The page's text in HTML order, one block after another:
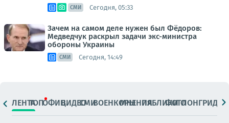
СМИ Сегодня, 05:33
Зачем на самом деле нужен был Фёдоров:
Медведчук раскрыл задачи экс-министра
обороны Украины
СМИ Сегодня, 14:49
ЛЕНТАТОПОФИЦ.ВИДЕОСМИВОЕНКОРЫМНЕНИЯПАБЛИКИ
ФОТОЛОНГРИДЫ